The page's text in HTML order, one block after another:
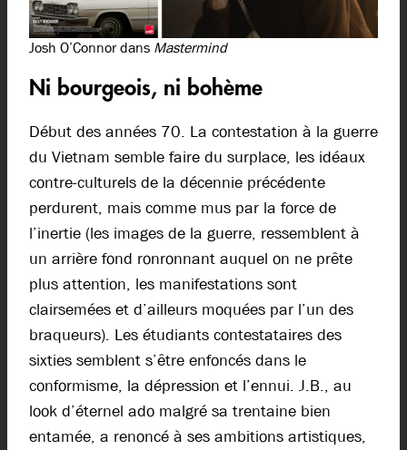
Josh O’Connor dans Mastermind
Ni bourgeois, ni bohème
Début des années 70. La contestation à la guerre
du Vietnam semble faire du surplace, les idéaux
contre-culturels de la décennie précédente
perdurent, mais comme mus par la force de
l’inertie (les images de la guerre, ressemblent à
un arrière fond ronronnant auquel on ne prête
plus attention, les manifestations sont
clairsemées et d’ailleurs moquées par l’un des
braqueurs). Les étudiants contestataires des
sixties semblent s’être enfoncés dans le
conformisme, la dépression et l’ennui. J.B., au
look d’éternel ado malgré sa trentaine bien
entamée, a renoncé à ses ambitions artistiques,